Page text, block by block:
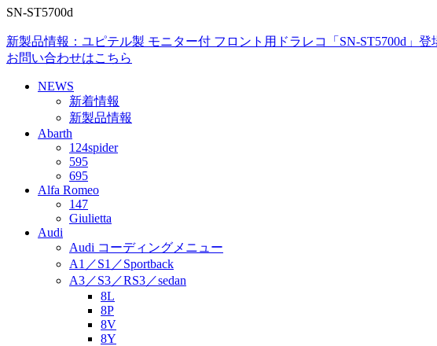
SN-ST5700d
新製品情報：ユピテル製 モニター付 フロント用ドラレコ「SN-ST5700d」登
お問い合わせはこちら
NEWS
新着情報
新製品情報
Abarth
124spider
595
695
Alfa Romeo
147
Giulietta
Audi
Audi コーディングメニュー
A1／S1／Sportback
A3／S3／RS3／sedan
8L
8P
8V
8Y